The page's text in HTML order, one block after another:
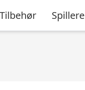
Tilbehør Spillere